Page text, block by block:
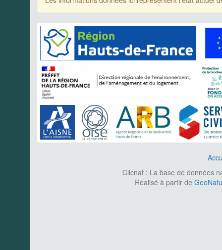
Clicnat : La base de données
Réalisé à partir de